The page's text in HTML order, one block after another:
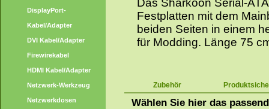
DisplayPort-
Kabel/Adapter
DVI Kabel/Adapter
Firewirekabel
HDMI Kabel/Adapter
Netzwerk-Werkzeug
Netzwerkdosen
Das Sharkoon Serial-
Festplatten mit dem
beiden Seiten in einem
für Modding. Länge 75
Zubehör
Wählen Sie hier das